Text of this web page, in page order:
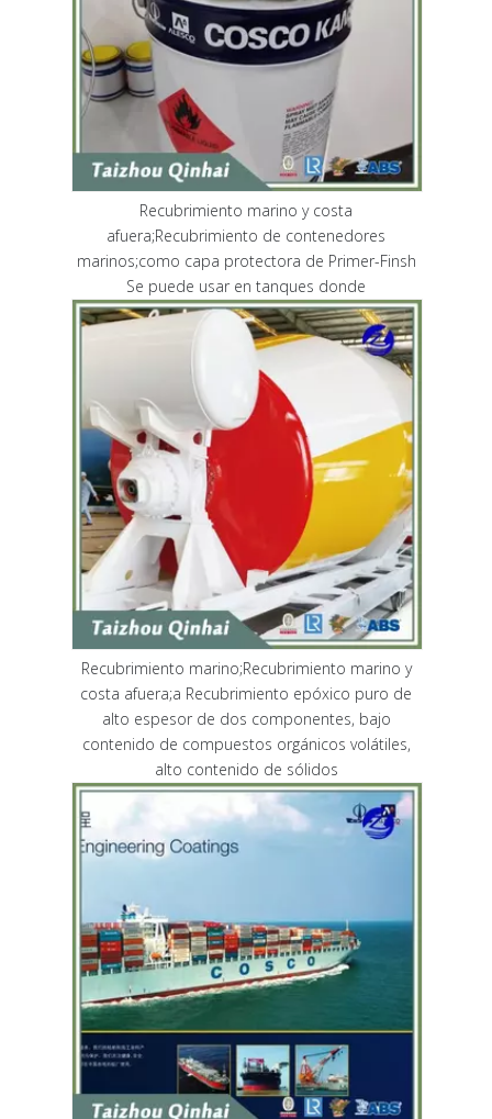
Recubrimiento marino y costa
afuera;Recubrimiento de contenedores
marinos;como capa protectora de Primer-Finsh
Se puede usar en tanques donde
Recubrimiento marino;Recubrimiento marino y
costa afuera;a Recubrimiento epóxico puro de
alto espesor de dos componentes, bajo
contenido de compuestos orgánicos volátiles,
alto contenido de sólidos